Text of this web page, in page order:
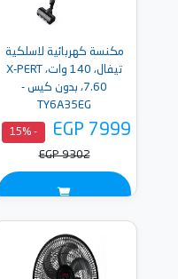
مكنسة كهربائية لاسلكية
تيفال، 140 وات، X-PERT
7.60، بدون كيس -
TY6A35EG
EGP 7999
- 15%
EGP 9302